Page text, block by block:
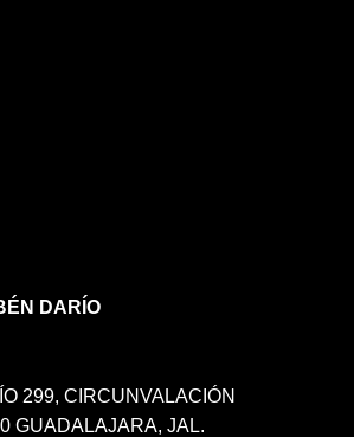
DARÍO
299, CIRCUNVALACIÓN
GUADALAJARA, JAL.